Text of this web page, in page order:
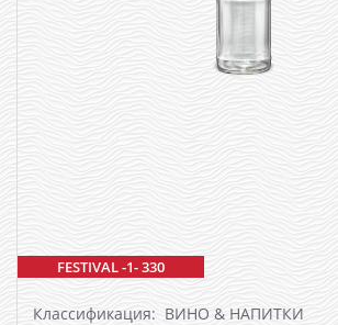
FESTIVAL -1- 330
Классификация: ВИНО & НАПИТКИ